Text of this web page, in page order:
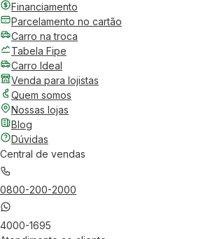
Financiamento
Parcelamento no cartão
Carro na troca
Tabela Fipe
Carro Ideal
Venda para lojistas
Quem somos
Nossas lojas
Blog
Dúvidas
Central de vendas
0800-200-2000
4000-1695